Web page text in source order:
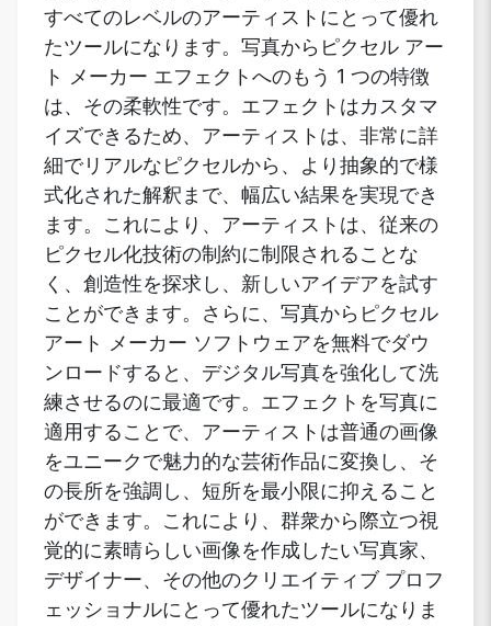
すべてのレベルのアーティストにとって優れ
たツールになります。写真からピクセル アー
ト メーカー エフェクトへのもう 1 つの特徴
は、その柔軟性です。エフェクトはカスタマ
イズできるため、アーティストは、非常に詳
細でリアルなピクセルから、より抽象的で様
式化された解釈まで、幅広い結果を実現でき
ます。これにより、アーティストは、従来の
ピクセル化技術の制約に制限されることな
く、創造性を探求し、新しいアイデアを試す
ことができます。さらに、写真からピクセル
アート メーカー ソフトウェアを無料でダウ
ンロードすると、デジタル写真を強化して洗
練させるのに最適です。エフェクトを写真に
適用することで、アーティストは普通の画像
をユニークで魅力的な芸術作品に変換し、そ
の長所を強調し、短所を最小限に抑えること
ができます。これにより、群衆から際立つ視
覚的に素晴らしい画像を作成したい写真家、
デザイナー、その他のクリエイティブ プロフ
ェッショナルにとって優れたツールになりま